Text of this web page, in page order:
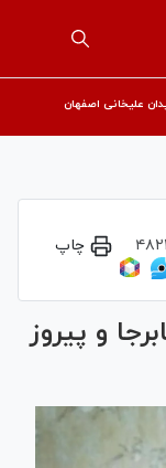
علیخانی اصفهان
چاپ
و پیروز